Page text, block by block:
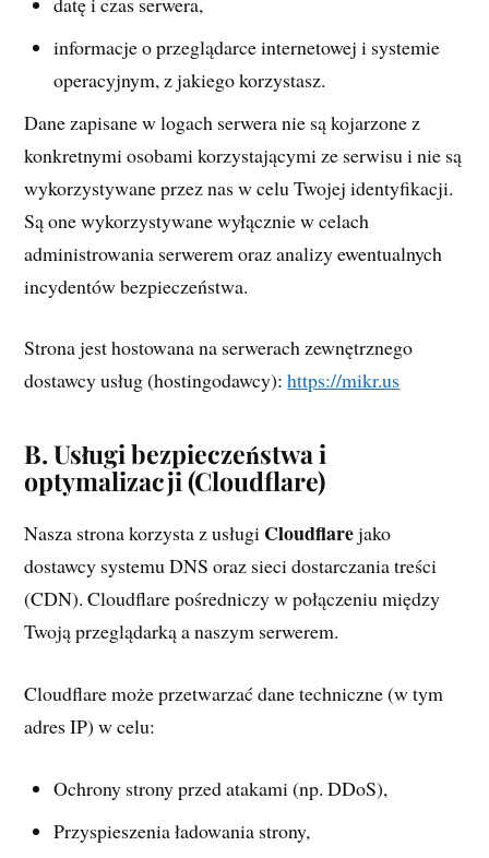
informacje o przeglądarce internetowej i systemie
operacyjnym, z jakiego korzystasz.
Dane zapisane w logach serwera nie są kojarzone z
konkretnymi osobami korzystającymi ze serwisu i nie są
wykorzystywane przez nas w celu Twojej identyfikacji.
Są one wykorzystywane wyłącznie w celach
administrowania serwerem oraz analizy ewentualnych
incydentów bezpieczeństwa.
Strona jest hostowana na serwerach zewnętrznego
dostawcy usług (hostingodawcy):https://mikr.us
B. Usługi bezpieczeństwa i
optymalizacji (Cloudflare)
Nasza strona korzysta z usługi Cloudflarejako
dostawcy systemu DNS oraz sieci dostarczania treści
(CDN). Cloudflare pośredniczy w połączeniu między
Twoją przeglądarką a naszym serwerem.
Cloudflare może przetwarzać dane techniczne (w tym
adres IP) w celu:
Ochrony strony przed atakami (np. DDoS),
Przyspieszenia ładowania strony,